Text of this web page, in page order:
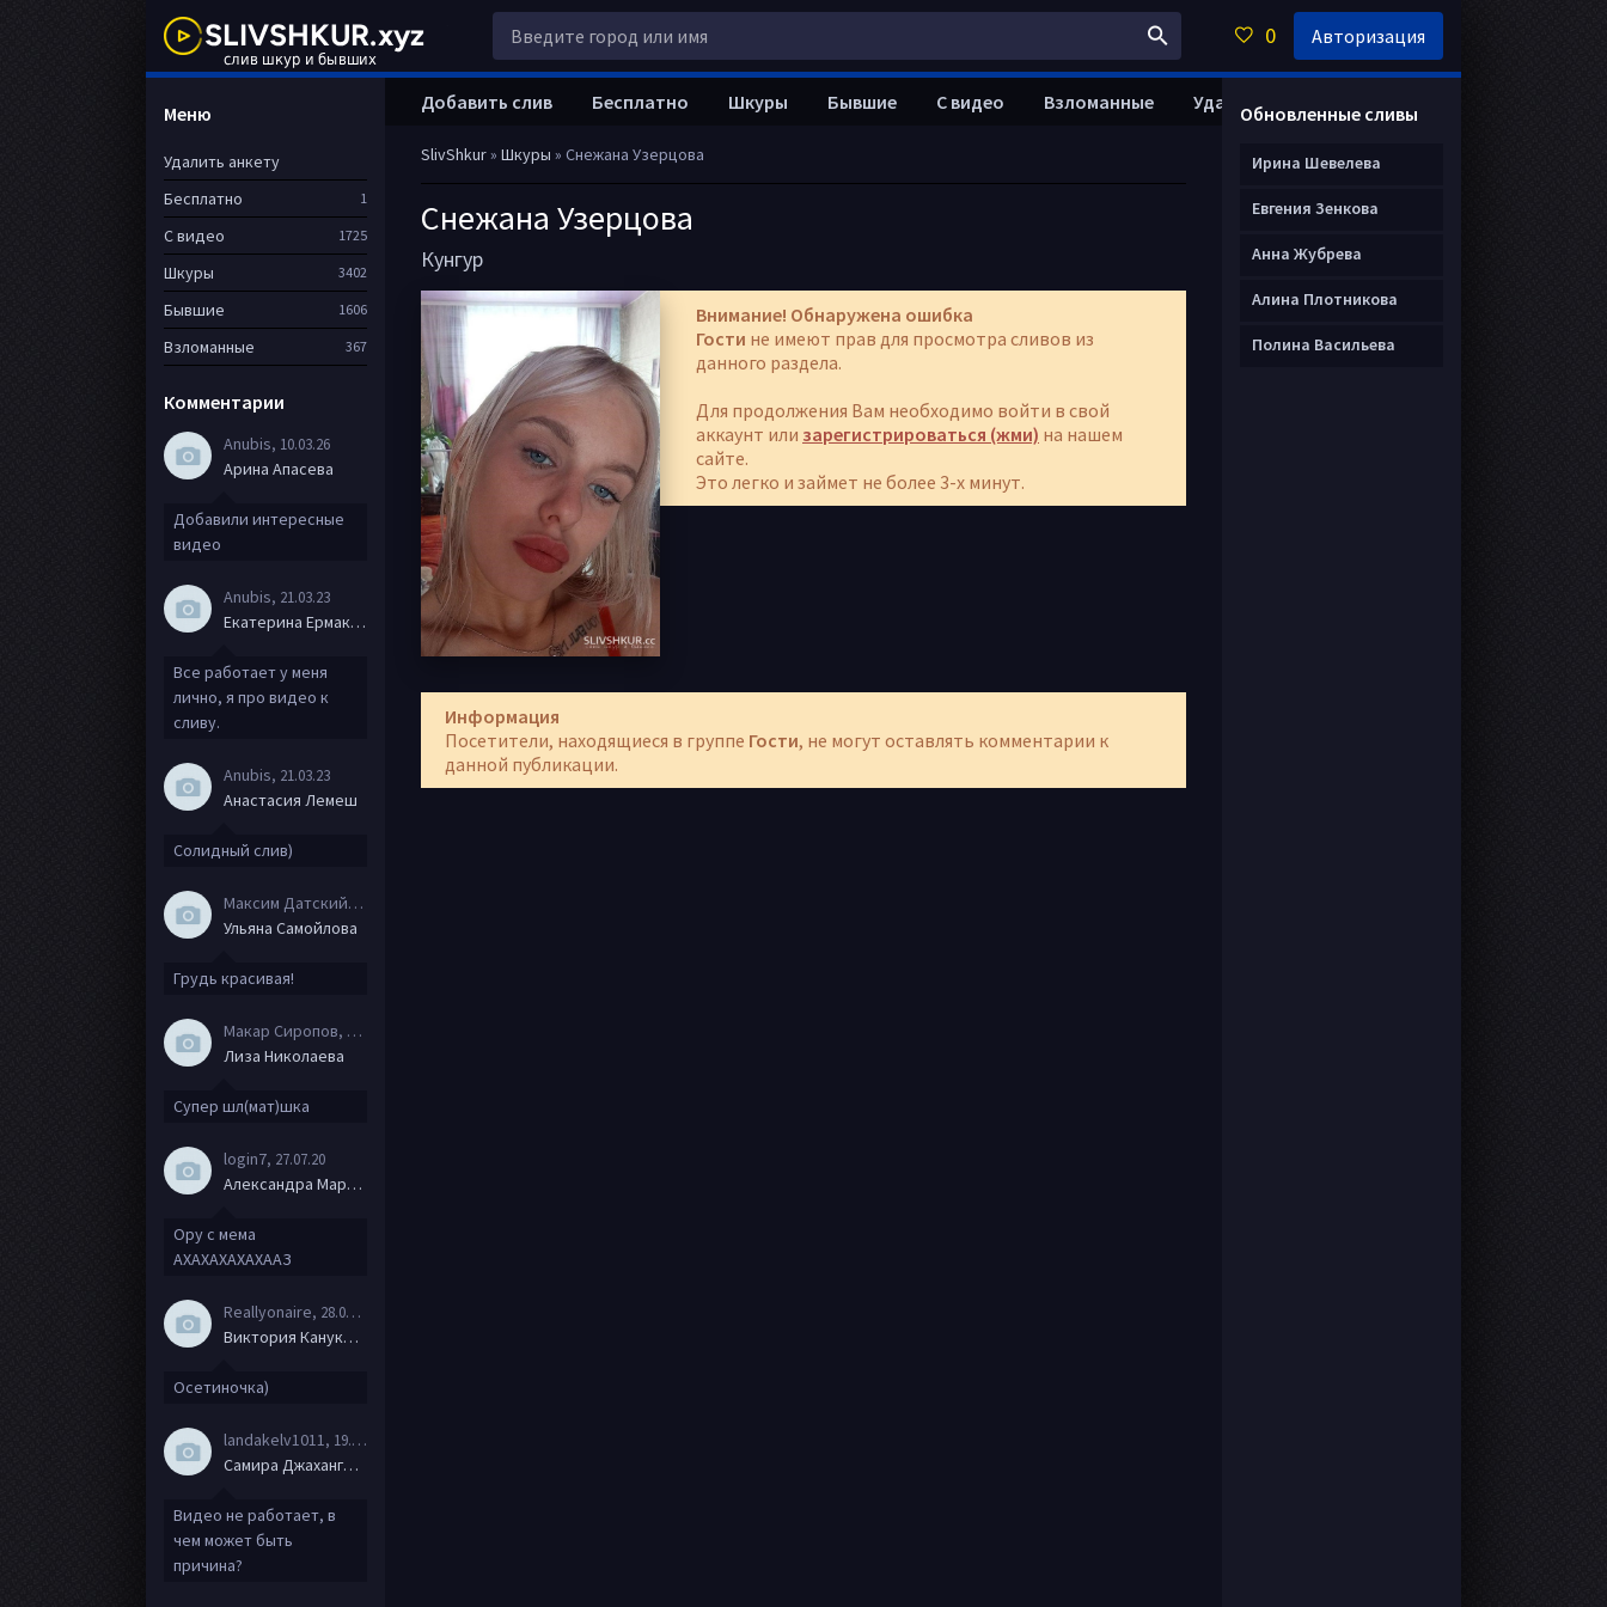
SlivShkur» Шкуры » Снежана Узерцова
Снежана Узерцова
Кунгур
Внимание! Обнаружена ошибка
Гости не имеют прав для просмотра сливов из
данного раздела.
Для продолжения Вам необходимо войти в свой
аккаунт или зарегистрироваться (жми) на нашем
сайте.
Это легко и займет не более 3-х минут.
Информация
Посетители, находящиеся в группе Гости, не могут оставлять комментарии к
данной публикации.
Добавить слив Бесплатно Шкуры Бывшие С видео Взломанные Удалить анкету
Меню
Удалить анкету
Бесплатно
1
С видео 1725
Шкуры 3402
Бывшие 1606
Взломанные 367
Комментарии
Anubis, 10.03.26
Арина Апасева
Добавили интересные
видео
Anubis, 21.03.23
Екатерина Ермакова
Все работает у меня
лично, я про видео к
сливу.
Anubis, 21.03.23
Анастасия Лемеш
Солидный слив)
Максим Датский
, 15.08.20
Ульяна Самойлова
Грудь красивая!
Макар Сиропов, 08.08.20
Лиза Николаева
Супер шл(мат)шка
login7, 27.07.20
Александра Маркова
Ору с мема
АХАХАХАХАХААЗ
Reallyonaire, 28.06.20
Виктория Канукова
Осетиночка)
landakelv1011 , 19.06.20
Самира Джахангирова
Видео не работает, в
чем может быть
причина?
Обновленные сливы
Ирина Шевелева
Евгения Зенкова
Анна Жубрева
Алина Плотникова
Полина Васильева
0 Авторизация